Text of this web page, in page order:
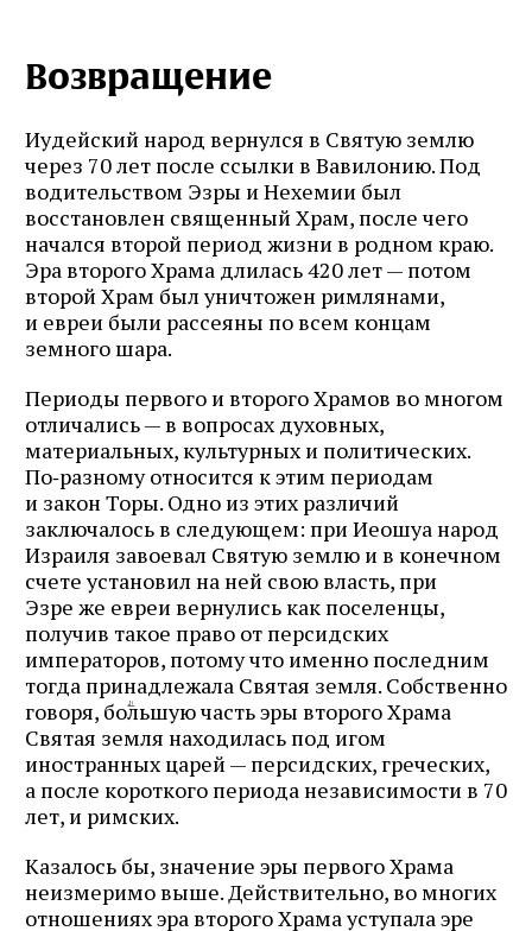
Возвращение
Иудейский народ вернулся в Святую землю
через 70 лет после ссылки в Вавилонию. Под
водительством Эзры и Нехемии был
восстановлен священный Храм, после чего
начался второй период жизни в родном краю.
Эра второго Храма длилась 420 лет — потом
второй Храм был уничтожен римлянами,
и евреи были рассеяны по всем концам
земного шара.
Периоды первого и второго Храмов во многом
отличались — в вопросах духовных,
материальных, культурных и политических.
По‑разному относится к этим периодам
и закон Торы. Одно из этих различий
заключалось в следующем: при Иеошуа народ
Израиля завоевал Святую землю и в конечном
счете установил на ней свою власть, при
Эзре же евреи вернулись как поселенцы,
получив такое право от персидских
императоров, потому что именно последним
тогда принадлежала Святая земля. Собственно
говоря, боؖльшую часть эры второго Храма
Святая земля находилась под игом
иностранных царей — персидских, греческих,
а после короткого периода независимости в 70
лет, и римских.
Казалось бы, значение эры первого Храма
неизмеримо выше. Действительно, во многих
отношениях эра второго Храма уступала эре